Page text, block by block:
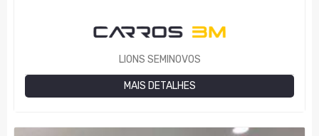
LIONS SEMINOVOS
MAIS DETALHES